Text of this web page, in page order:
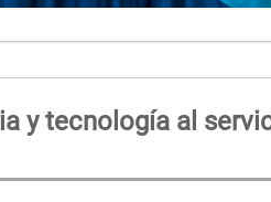
y tecnología al